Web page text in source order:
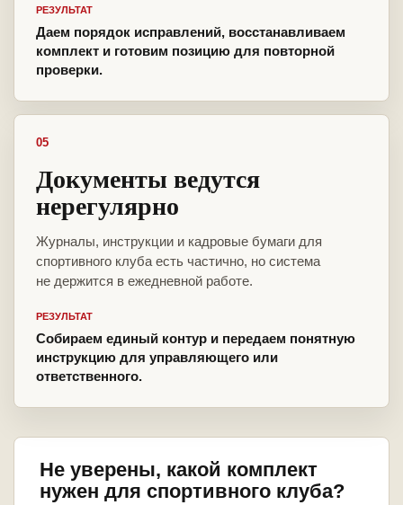
РЕЗУЛЬТАТ
Даем порядок исправлений, восстанавливаем
комплект и готовим позицию для повторной
проверки.
05
Документы ведутся
нерегулярно
Журналы, инструкции и кадровые бумаги для
спортивного клуба есть частично, но система
не держится в ежедневной работе.
РЕЗУЛЬТАТ
Собираем единый контур и передаем понятную
инструкцию для управляющего или
ответственного.
Не уверены, какой комплект
нужен для спортивного клуба?